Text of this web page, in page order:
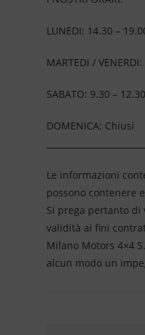
LUNEDI: 14.30 –
MARTEDI /
SABATO: 9.30 –
DOMENICA: Chiusi
Le informazioni
possono contenere
Si prega pertanto
validità ai fini
Milano Motors 4×4
alcun modo un